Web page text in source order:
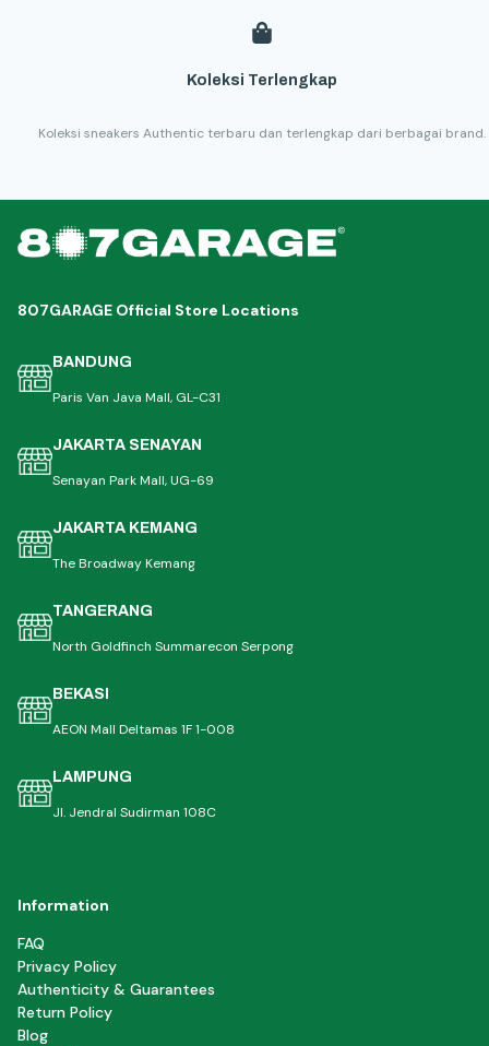
Koleksi Terlengkap
Koleksi sneakers Authentic terbaru dan terlengkap dari berbagai brand.
807GARAGE Official Store Locations
BANDUNG
Paris Van Java Mall, GL-C31
JAKARTA SENAYAN
Senayan Park Mall, UG-69
JAKARTA KEMANG
The Broadway Kemang
TANGERANG
North Goldfinch Summarecon Serpong
BEKASI
AEON Mall Deltamas 1F 1-008
LAMPUNG
Jl. Jendral Sudirman 108C
Information
FAQ
Privacy Policy
Authenticity & Guarantees
Return Policy
Blog